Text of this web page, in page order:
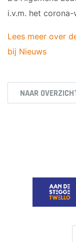
i.v.m. het corona-
Lees meer over
bij Nieuws
NAAR